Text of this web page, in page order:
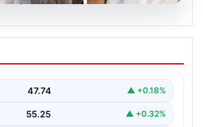
cinsel saldırı davasında 5
55 yıl hapis
cinsel saldırı ve bu saldırının…
47.74 ▲ +0.18%
55.25 ▲ +0.32%